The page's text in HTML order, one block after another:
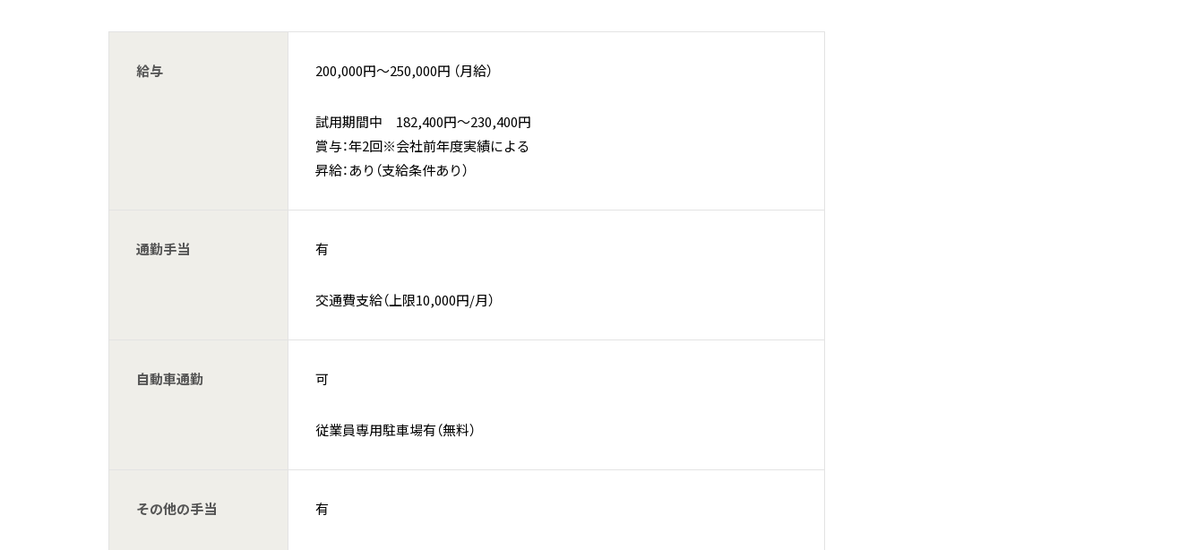
給与 200,000円〜250,000円 （月給）
試用期間中 182,400円〜230,400円
賞与：年2回※会社前年度実績による
昇給：あり（支給条件あり）
通勤手当 有
交通費支給（上限10,000円/月）
自動車通勤 可
従業員専用駐車場有（無料）
その他の手当 有